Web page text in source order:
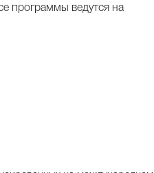
программы ведутся на